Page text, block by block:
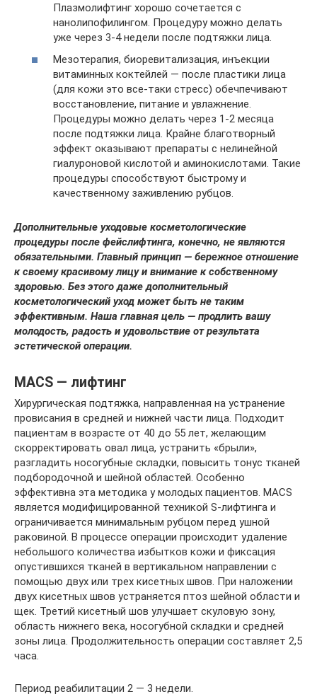
Плазмолифтинг хорошо сочетается с
нанолипофилингом. Процедуру можно делать
уже через 3-4 недели после подтяжки лица.
Мезотерапия, биоревитализация, инъекции
витаминных коктейлей — после пластики лица
(для кожи это все-таки стресс) обечпечивают
восстановление, питание и увлажнение.
Процедуры можно делать через 1-2 месяца
после подтяжки лица. Крайне благотворный
эффект оказывают препараты с нелинейной
гиалуроновой кислотой и аминокислотами. Такие
процедуры способствуют быстрому и
качественному заживлению рубцов.
Дополнительные уходовые косметологические
процедуры после фейслифтинга, конечно, не являются
обязательными. Главный принцип — бережное отношение
к своему красивому лицу и внимание к собственному
здоровью. Без этого даже дополнительный
косметологический уход может быть не таким
эффективным. Наша главная цель — продлить вашу
молодость, радость и удовольствие от результата
эстетической операции.
МACS — лифтинг
Хирургическая подтяжка, направленная на устранение
провисания в средней и нижней части лица. Подходит
пациентам в возрасте от 40 до 55 лет, желающим
скорректировать овал лица, устранить «брыли»,
разгладить носогубные складки, повысить тонус тканей
подбородочной и шейной областей. Особенно
эффективна эта методика у молодых пациентов. MACS
является модифицированной техникой S-лифтинга и
ограничивается минимальным рубцом перед ушной
раковиной. В процессе операции происходит удаление
небольшого количества избытков кожи и фиксация
опустившихся тканей в вертикальном направлении с
помощью двух или трех кисетных швов. При наложении
двух кисетных швов устраняется птоз шейной области и
щек. Третий кисетный шов улучшает скуловую зону,
область нижнего века, носогубной складки и средней
зоны лица. Продолжительность операции составляет 2,5
часа.
Период реабилитации 2 — 3 недели.